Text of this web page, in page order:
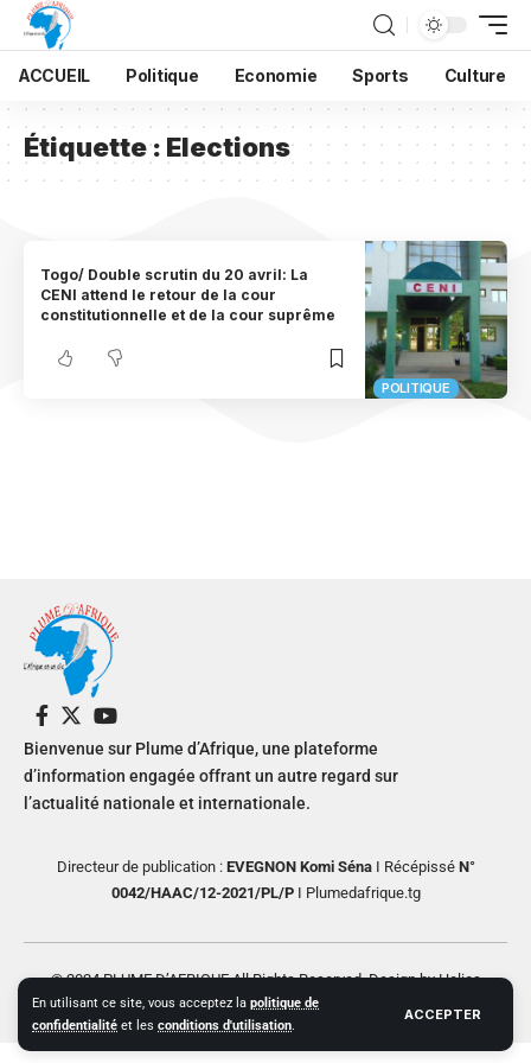
En utilisant ce site, vous acceptez la politique de
confidentialité et les conditions d'utilisation.
ACCEPTER
ACCUEIL Politique Economie Sports Culture
Étiquette : Elections
POLITIQUE
Togo/ Double scrutin du 20 avril: La
CENI attend le retour de la cour
constitutionnelle et de la cour suprême
Bienvenue sur Plume d’Afrique, une plateforme
d’information engagée offrant un autre regard sur
l’actualité nationale et internationale.
Directeur de publication : EVEGNON Komi SénaI RécépisséN°
0042/HAAC/12-2021/PL/PI Plumedafrique.tg
© 2024 PLUME D’AFRIQUE All Rights Reserved. Design by Helios
Creative